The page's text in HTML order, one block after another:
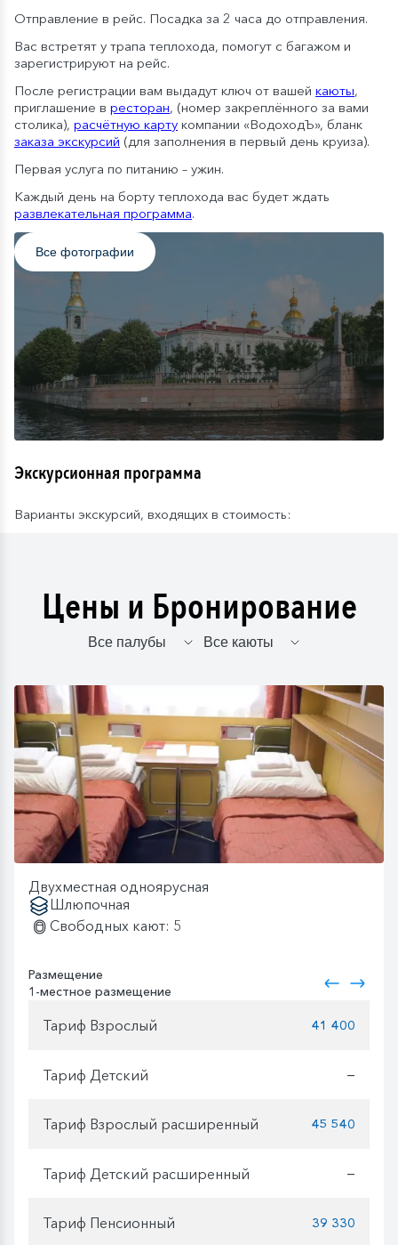
Отправление в рейс. Посадка за 2 часа до отправления.
Вас встретят у трапа теплохода, помогут с багажом и
зарегистрируют на рейс.
После регистрации вам выдадут ключ от вашей каюты,
приглашение в ресторан, (номер закреплённого за вами
столика), расчётную карту компании «ВодоходЪ», бланк
заказа экскурсий (для заполнения в первый день круиза).
Первая услуга по питанию – ужин.
Каждый день на борту теплохода вас будет ждать
развлекательная программа.
Все фотографии
Экскурсионная программа
Варианты экскурсий, входящих в стоимость:
Цены и Бронирование
Двухместная одноярусная
Шлюпочная
Свободных кают: 5
Размещение
1-местное размещение
Тариф Взрослый 41 400
Тариф Детский —
Тариф Взрослый расширенный 45 540
Тариф Детский расширенный —
Тариф Пенсионный 39 330